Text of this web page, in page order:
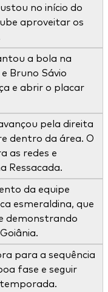
no início do
aproveitar os
a bola na
Bruno Sávio
e abrir o placar
pela direita
dentro da área. O
as redes e
Ressacada.
da equipe
esmeraldina, que
demonstrando
para a sequência
fase e seguir